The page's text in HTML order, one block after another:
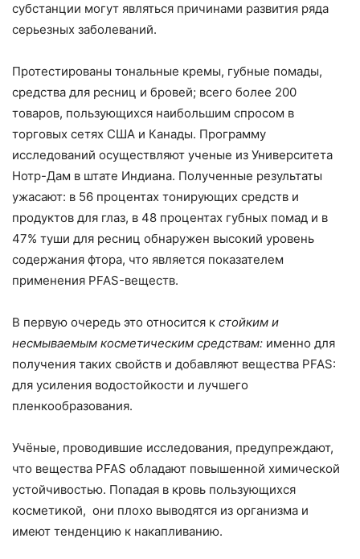
субстанции могут являться причинами развития ряда
серьезных заболеваний.
Протестированы тональные кремы, губные помады,
средства для ресниц и бровей; всего более 200
товаров, пользующихся наибольшим спросом в
торговых сетях США и Канады. Программу
исследований осуществляют ученые из Университета
Нотр-Дам в штате Индиана. Полученные результаты
ужасают: в 56 процентах тонирующих средств и
продуктов для глаз, в 48 процентах губных помад и в
47% туши для ресниц обнаружен высокий уровень
содержания фтора, что является показателем
применения PFAS-веществ.
В первую очередь это относится к стойким и
несмываемым косметическим средствам: именно для
получения таких свойств и добавляют вещества PFAS:
для усиления водостойкости и лучшего
пленкообразования.
Учёные, проводившие исследования, предупреждают,
что вещества PFAS обладают повышенной химической
устойчивостью. Попадая в кровь пользующихся
косметикой, они плохо выводятся из организма и
имеют тенденцию к накапливанию.